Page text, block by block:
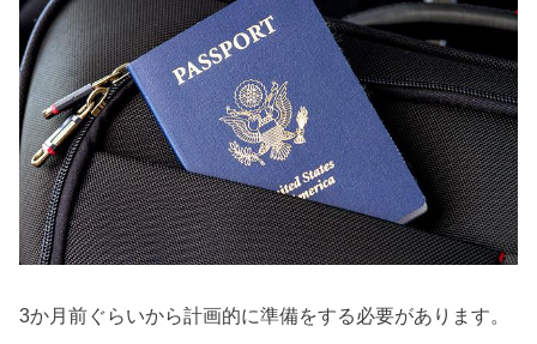
3か月前ぐらいから計画的に準備をする必要があります。